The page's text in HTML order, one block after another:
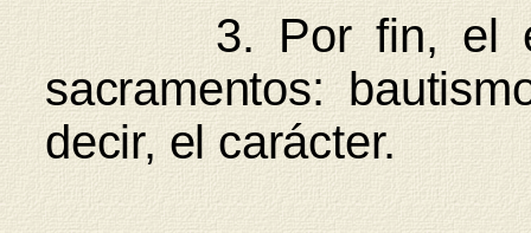
3. Por fin, el
sacramentos:
decir, el carácter.